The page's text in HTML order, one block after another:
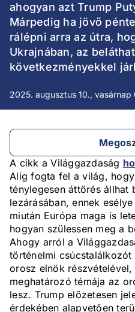
ahogyan azt Trump
Márpedig ha jövő
rálépni arra az útra,
Ukrajnában, az
következményekkel
2025. augusztus 10., vasárnap
A cikk a Világgazdaság
Alig fogta fel a világ,
ténylegesen áttörés állhat
lezárásában, ennek
miután Európa maga is
hogyan szülessen meg a
Ahogy arról a
történelmi
orosz elnök
meghatározó témája az
lesz. Trump előzetesen
érdekében alapvetően